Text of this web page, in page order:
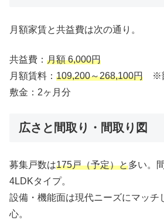
月額家賃と共益費は次の通り。
共益費： 月額 6,000円
月額賃料： 109,200～268,100円 ※
敷金：2ヶ月分
広さと間取り・間取り図
募集戸数は175戸（予定）と多い。
4LDKタイプ。
設備・機能面は現代ニーズにマッチ
心。